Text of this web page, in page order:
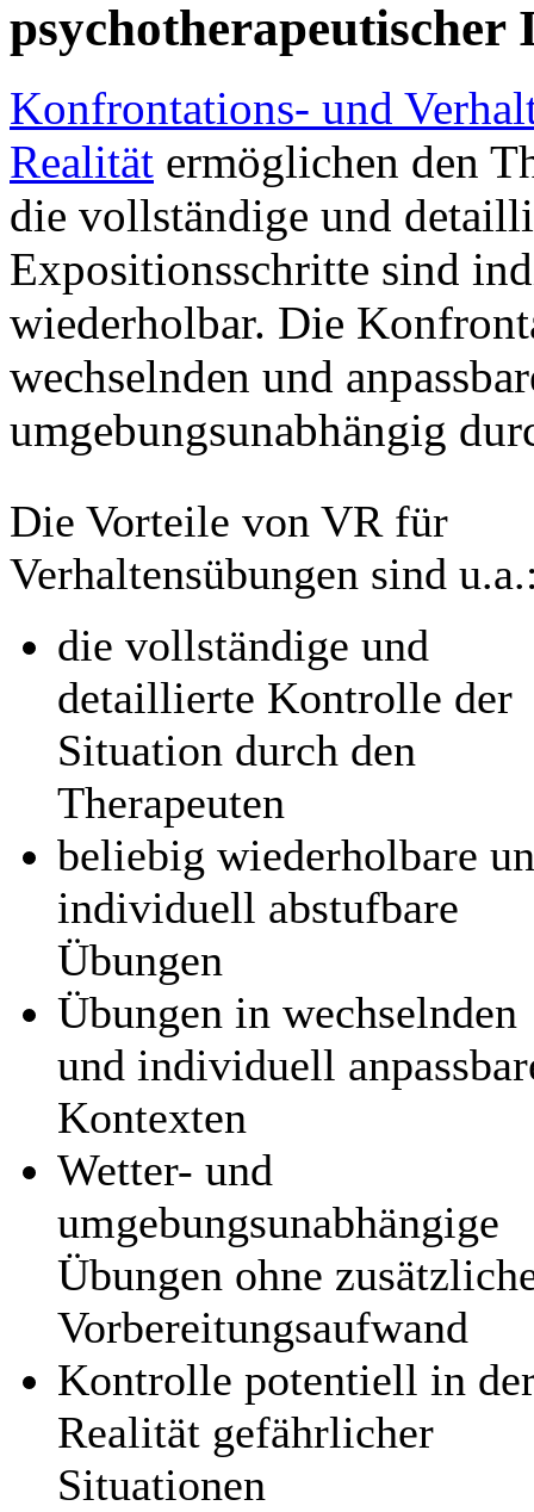
psychotherapeutischer
Konfrontations- und
Realität ermöglichen den
die vollständige und
Expositionsschritte sind
wiederholbar. Die
wechselnden und
umgebungsunabhängig
Die Vorteile von VR für
Verhaltensübungen sind
die vollständige und
detaillierte Kontrolle der
Situation durch den
Therapeuten
beliebig wiederholbare
individuell abstufbare
Übungen
Übungen in wechselnden
und individuell
Kontexten
Wetter- und
umgebungsunabhängige
Übungen ohne
Vorbereitungsaufwand
Kontrolle potentiell in
Realität gefährlicher
Situationen